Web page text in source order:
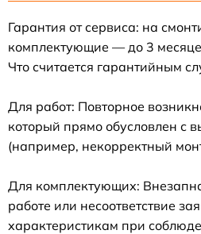
Гарантия от сервиса: на
комплектующие — до 3
Что считается гарантийным
Для работ: Повторное
который прямо обусловлен с
(например, некорректный
Для комплектующих:
работе или несоответствие
характеристикам при